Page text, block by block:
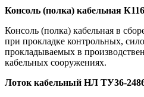
Консоль (полка) кабельная
Консоль (полка) кабельная в
при прокладке контрольных,
прокладываемых в
кабельных сооружениях.
Лоток кабельный НЛ ТУ36-